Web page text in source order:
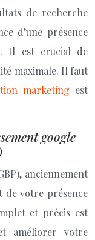
de recherche
d’une présence
Il est crucial de
maximale. Il faut
marketing est
google
anciennement
de votre présence
et précis est
améliorer votre